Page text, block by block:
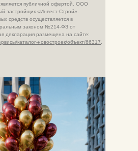
публичной офертой. ООО
застройщик «Инвест-Строй».
средств осуществляется в
законом №214-ФЗ от
декларация размещена на сайте:
каталог-новостроек/объект/66317